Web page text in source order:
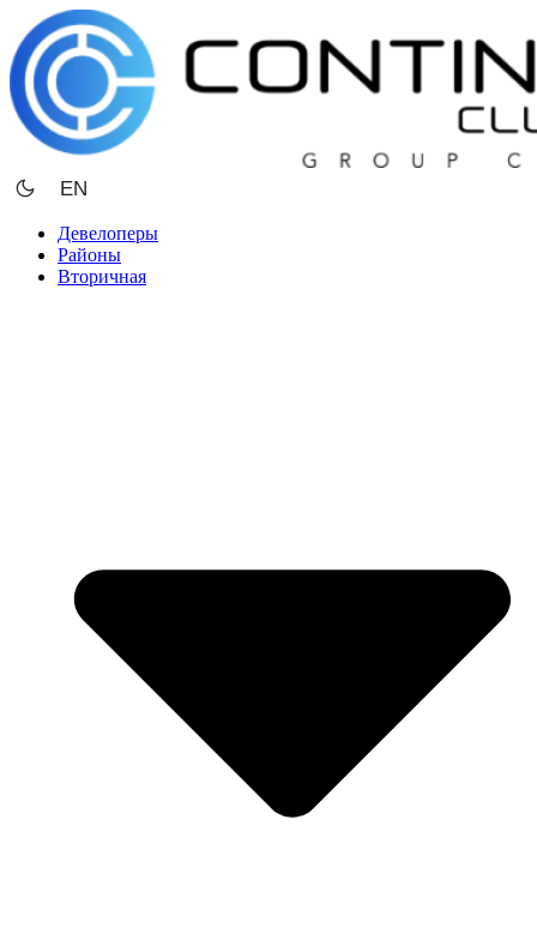
Перейти
содержимому
EN
Девелоперы
Районы
Вторичная